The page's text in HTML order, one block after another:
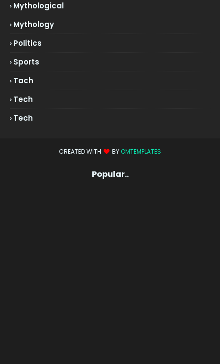
Mythological
Mythology
Politics
Sports
Tach
Tech
Tech
CREATED WITH BY OMTEMPLATES
Popular..